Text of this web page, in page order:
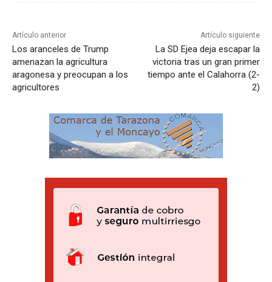
Artículo anterior
Los aranceles de Trump
amenazan la agricultura
aragonesa y preocupan a los
agricultores
Artículo siguiente
La SD Ejea deja escapar la
victoria tras un gran primer
tiempo ante el Calahorra (2-
2)